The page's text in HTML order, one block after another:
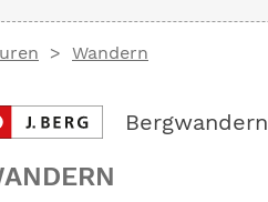
Wandern
Bergwandern